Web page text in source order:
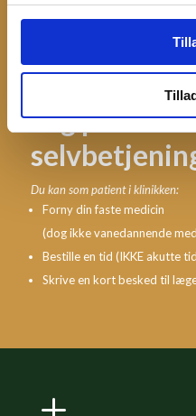
for sociale medier,
de har indsamlet fra din

Log på
Du kan som patient i klinikken:
Forny din faste medicin
(dog ikke vanedannende
Bestille en tid (IKKE akutte
Skrive en kort besked til